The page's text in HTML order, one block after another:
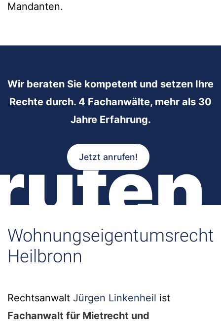
Mandanten.
Wir beraten Sie kompetent und setzen Ihre
Rechte durch. 4 Fachanwälte, mehr als 30
Jahre Erfahrung.
Jetzt anrufen!
Wohnungseigentumsrecht
Heilbronn
Rechtsanwalt Jürgen Linkenheil ist
Fachanwalt für Mietrecht und